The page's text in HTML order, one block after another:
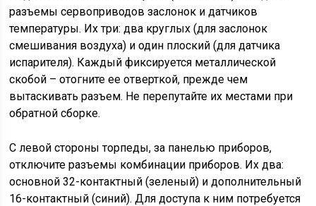
разъемы сервоприводов заслонок и датчиков
температуры. Их три: два круглых (для заслонок
смешивания воздуха) и один плоский (для датчика
испарителя). Каждый фиксируется металлической
скобой – отогните ее отверткой, прежде чем
вытаскивать разъем. Не перепутайте их местами при
обратной сборке.
С левой стороны торпеды, за панелью приборов,
отключите разъемы комбинации приборов. Их два:
основной 32-контактный (зеленый) и дополнительный
16-контактный (синий). Для доступа к ним потребуется